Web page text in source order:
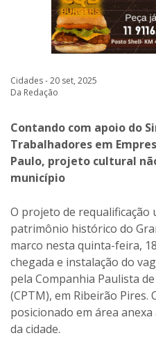
Cidades - 20 set, 2025
Da Redação
Contando com apoio do
Trabalhadores em
Paulo, projeto cultural
município
O projeto de requalificação
patrimônio histórico do
marco nesta quinta-feira,
chegada e instalação do
pela Companhia Paulista
(CPTM), em Ribeirão
posicionado em área
da cidade.